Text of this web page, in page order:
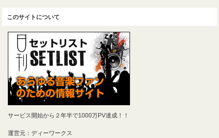
このサイトについて
サービス開始から２年半で1000万PV達成！！
運営元：ディーワークス